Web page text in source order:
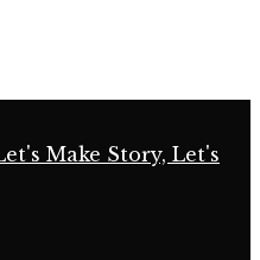
Make Story, Let's